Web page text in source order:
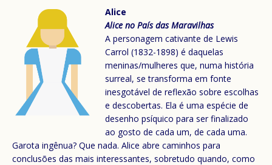
Alice
Alice no Paísdas Maravilhas
A personagem cativante de Lewis
Carrol (1832-1898) é daquelas
meninas/mulheres que, numa história
surreal, se transforma em fonte
inesgotável de reflexão sobre escolhas
e descobertas. Ela é uma espécie de
desenho psíquico para ser finalizado
ao gosto de cada um, de cada uma.
Garota ingênua? Que nada. Alice abre caminhos para
conclusões das mais interessantes, sobretudo quando, como